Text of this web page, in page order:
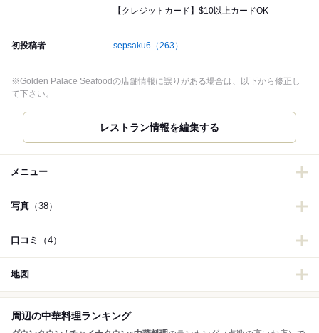
【クレジットカード】$10以上カードOK
初投稿者 sepsaku6 （263）
※Golden Palace Seafoodの店舗情報に誤りがある場合は、以下から修正し
て下さい。
レストラン情報を編集する
メニュー
写真 （38）
口コミ （4）
地図
周辺の中華料理ランキング